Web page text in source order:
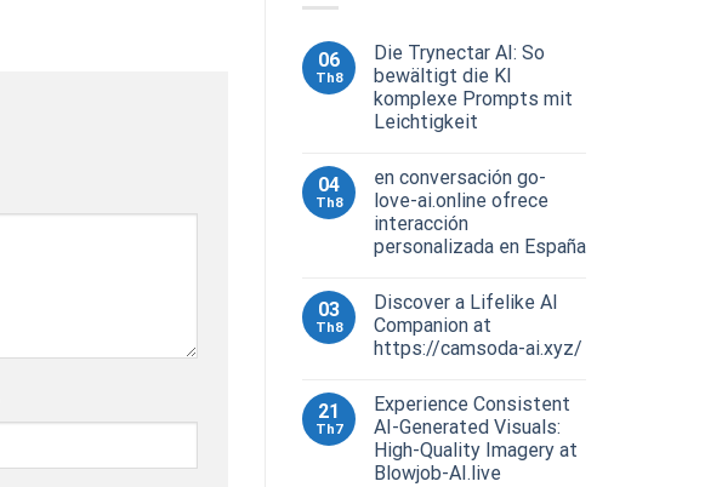
06
Th8
Die Trynectar AI: So
bewältigt die KI
komplexe Prompts mit
Leichtigkeit
04
Th8
en conversación go-
love-ai.online ofrece
interacción
personalizada en España
03
Th8
Discover a Lifelike AI
Companion at
https://camsoda-ai.xyz/
21
Th7
Experience Consistent
AI-Generated Visuals:
High-Quality Imagery at
Blowjob-AI.live